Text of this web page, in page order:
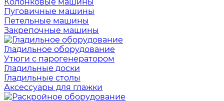
Пуговичные машины
Петельные машины
Закрепочные машины
Гладильное оборудование
Утюги с парогенератором
Гладильные доски
Гладильные столы
Аксессуары для глажки